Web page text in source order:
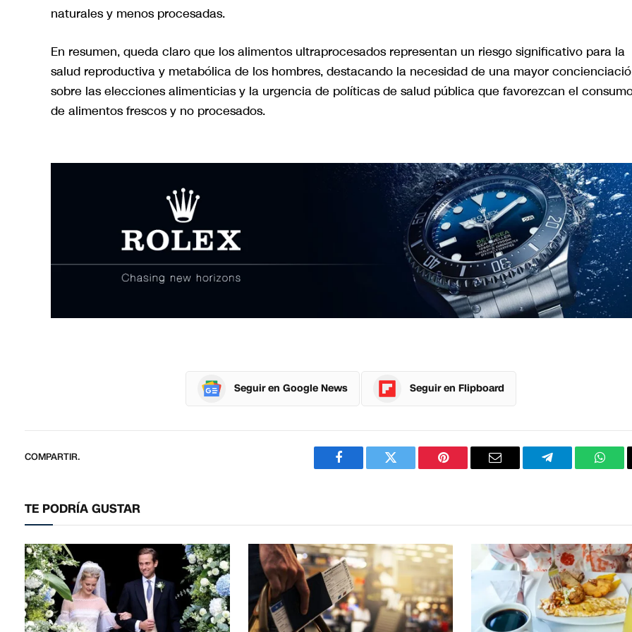
naturales y menos procesadas.
En resumen, queda claro que los alimentos ultraprocesados representan un riesgo significativo para la
salud reproductiva y metabólica de los hombres, destacando la necesidad de una mayor
sobre las elecciones alimenticias y la urgencia de políticas de salud pública que favorezcan el
de alimentos frescos y no procesados.
Seguir en Google News Seguir en Flipboard
COMPARTIR.
FacebookTwitter PinterestCorreo
Telegram
TE PODRÍA GUSTAR